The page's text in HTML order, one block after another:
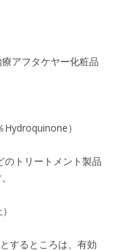
アフタケヤー化粧品
）
のトリートメント製品
するところは、有効